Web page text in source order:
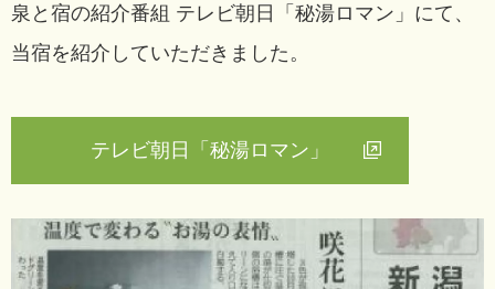
泉と宿の紹介番組 テレビ朝日「秘湯ロマン」にて、
当宿を紹介していただきました。
テレビ朝日「秘湯ロマン」